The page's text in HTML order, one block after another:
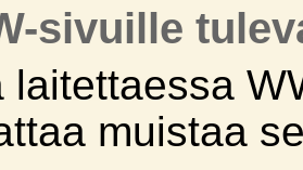
sivuille
laitettaessa
muistaa